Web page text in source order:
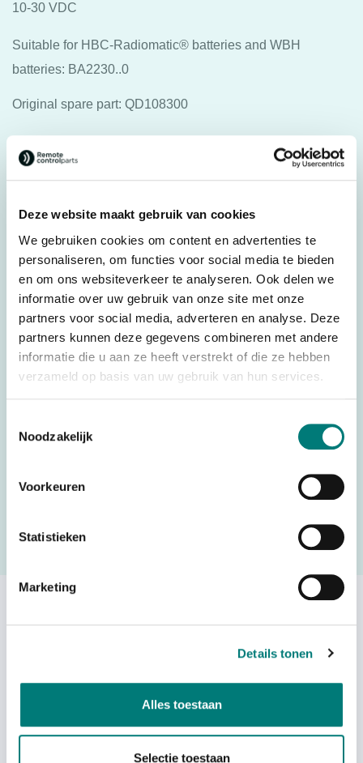
Deze website maakt gebruik van cookies
We gebruiken cookies om content en advertenties te
personaliseren, om functies voor social media te bieden
en om ons websiteverkeer te analyseren. Ook delen we
informatie over uw gebruik van onze site met onze
partners voor social media, adverteren en analyse. Deze
partners kunnen deze gegevens combineren met andere
informatie die u aan ze heeft verstrekt of die ze hebben
verzameld op basis van uw gebruik van hun services.
Noodzakelijk
Voorkeuren
Statistieken
Marketing
Details tonen
Alles toestaan
Selectie toestaan
10-30 VDC
Suitable for HBC-Radiomatic® batteries and WBH
batteries: BA2230..0
Original spare part: QD108300
Specifications
Dimensions
13,0 × 6,5 × 4,5 cm
Brands
HBC-Radiomatic®
Parts Battery Chargers
Voltage VDC
Battery technology Ni-Mh
Country of Origin (CO) Germany
in the quote request form and we will contact you as soon
WBH battery contact cleaning kit